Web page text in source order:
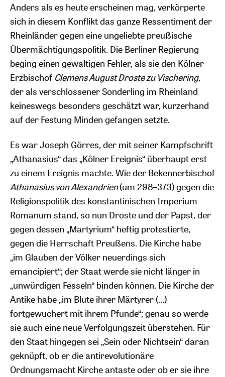
Anders als es heute erscheinen mag, verkörperte
sich in diesem Konflikt das ganze Ressentiment der
Rheinländer gegen eine ungeliebte preußische
Übermächtigungspolitik. Die Berliner Regierung
beging einen gewaltigen Fehler, als sie den Kölner
Erzbischof Clemens August Droste zu Vischering,
der als verschlossener Sonderling im Rheinland
keineswegs besonders geschätzt war, kurzerhand
auf der Festung Minden gefangen setzte.
Es war Joseph Görres, der mit seiner Kampfschrift
„Athanasius“ das „Kölner Ereignis“ überhaupt erst
zu einem Ereignis machte. Wie der Bekennerbischof
Athanasius von Alexandrien(um 298–373) gegen die
Religionspolitik des konstantinischen Imperium
Romanum stand, so nun Droste und der Papst, der
gegen dessen „Martyrium“ heftig protestierte,
gegen die Herrschaft Preußens. Die Kirche habe
„im Glauben der Völker neuerdings sich
emancipiert“; der Staat werde sie nicht länger in
„unwürdigen Fesseln“ binden können. Die Kirche der
Antike habe „im Blute ihrer Märtyrer (…)
fortgewuchert mit ihrem Pfunde“; genau so werde
sie auch eine neue Verfolgungszeit überstehen. Für
den Staat hingegen sei „Sein oder Nichtsein“ daran
geknüpft, ob er die antirevolutionäre
Ordnungsmacht Kirche antaste oder ob er sie ihre